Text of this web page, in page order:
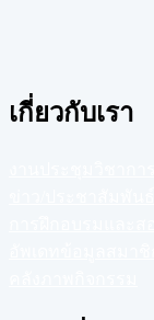
เกี่ยวกับเรา